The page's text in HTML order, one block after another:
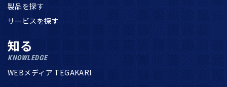
製品を探す
サービスを探す
知る
KNOWLEDGE
WEBメディア TEGAKARI